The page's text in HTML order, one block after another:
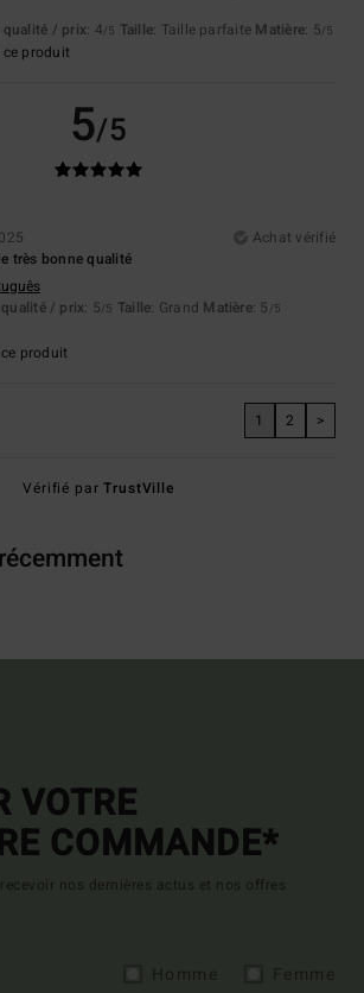
qualité / prix: 4/5 Taille: Taille parfaite Matière: 5/5
produit
5/5
Achat vérifié
très bonne qualité
/ prix: 5/5 Taille: Grand Matière: 5 /5
produit
1 2 >
Vérifié parTrustVille
VOTRE
COMMANDE*
nos dernières actus et nos offres